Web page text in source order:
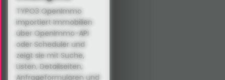
TYPO3 OpenImmo
importiert Immobilien
über OpenImmo-API
oder Scheduler und
zeigt sie mit Suche,
Listen, Detailseiten,
Anfrageformularen und